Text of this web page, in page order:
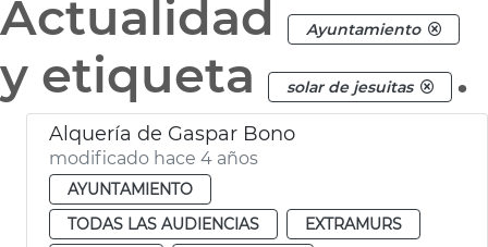
Actualidad
Ayuntamiento
y etiqueta solar de jesuitas .
Alquería de Gaspar Bono
modificado hace 4 años
AYUNTAMIENTO
TODAS LAS AUDIENCIAS
EXTRAMURS